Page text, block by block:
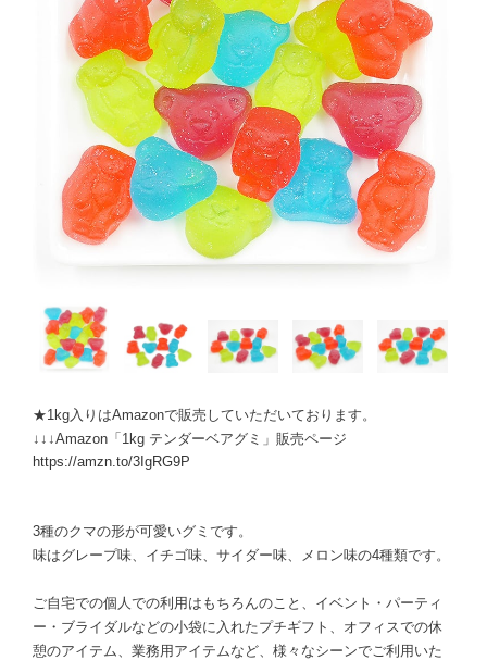
★1kg入りはAmazonで販売していただいております。
↓↓↓Amazon「1kg テンダーベアグミ」販売ページ
https://amzn.to/3IgRG9P
3種のクマの形が可愛いグミです。
味はグレープ味、イチゴ味、サイダー味、メロン味の4種類です。
ご自宅での個人での利用はもちろんのこと、イベント・パーティ
ー・ブライダルなどの小袋に入れたプチギフト、オフィスでの休
憩のアイテム、業務用アイテムなど、様々なシーンでご利用いた